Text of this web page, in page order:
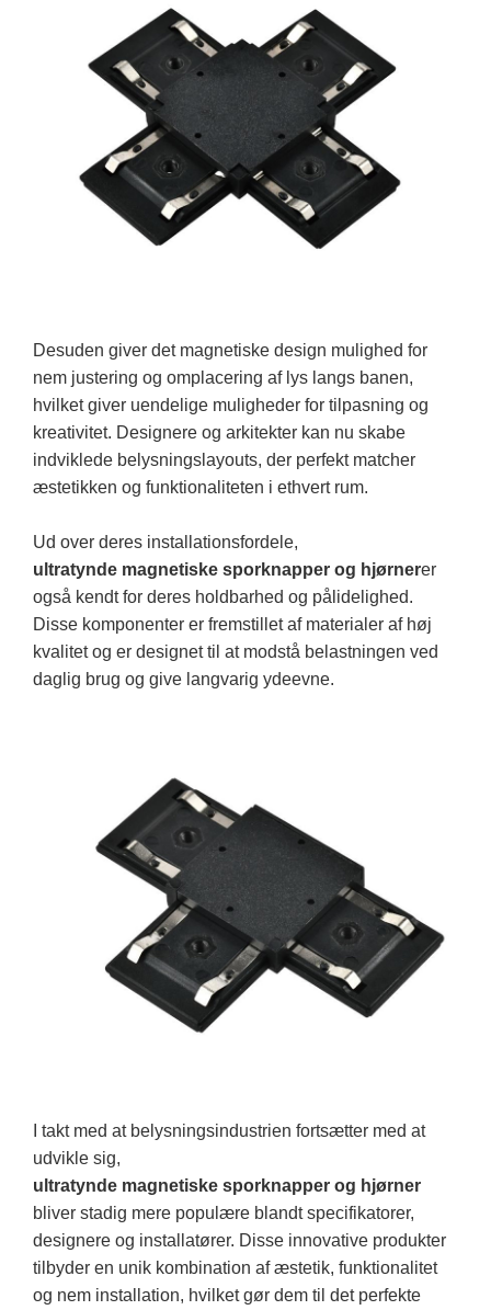
Desuden giver det magnetiske design mulighed for
nem justering og omplacering af lys langs banen,
hvilket giver uendelige muligheder for tilpasning og
kreativitet. Designere og arkitekter kan nu skabe
indviklede belysningslayouts, der perfekt matcher
æstetikken og funktionaliteten i ethvert rum.
Ud over deres installationsfordele,
ultratynde magnetiske sporknapper og hjørnerer
også kendt for deres holdbarhed og pålidelighed.
Disse komponenter er fremstillet af materialer af høj
kvalitet og er designet til at modstå belastningen ved
daglig brug og give langvarig ydeevne.
I takt med at belysningsindustrien fortsætter med at
udvikle sig,
ultratynde magnetiske sporknapper og hjørner
bliver stadig mere populære blandt specifikatorer,
designere og installatører. Disse innovative produkter
tilbyder en unik kombination af æstetik, funktionalitet
og nem installation, hvilket gør dem til det perfekte